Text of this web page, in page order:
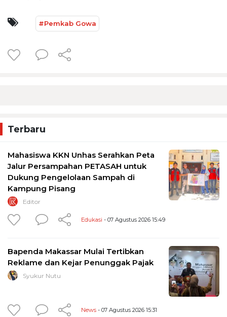
#Pemkab Gowa
Terbaru
Mahasiswa KKN Unhas Serahkan Peta
Jalur Persampahan PETASAH untuk
Dukung Pengelolaan Sampah di
Kampung Pisang
Editor
Edukasi - 07 Agustus 2026 15:49
Bapenda Makassar Mulai Tertibkan
Reklame dan Kejar Penunggak Pajak
Syukur Nutu
News - 07 Agustus 2026 15:31